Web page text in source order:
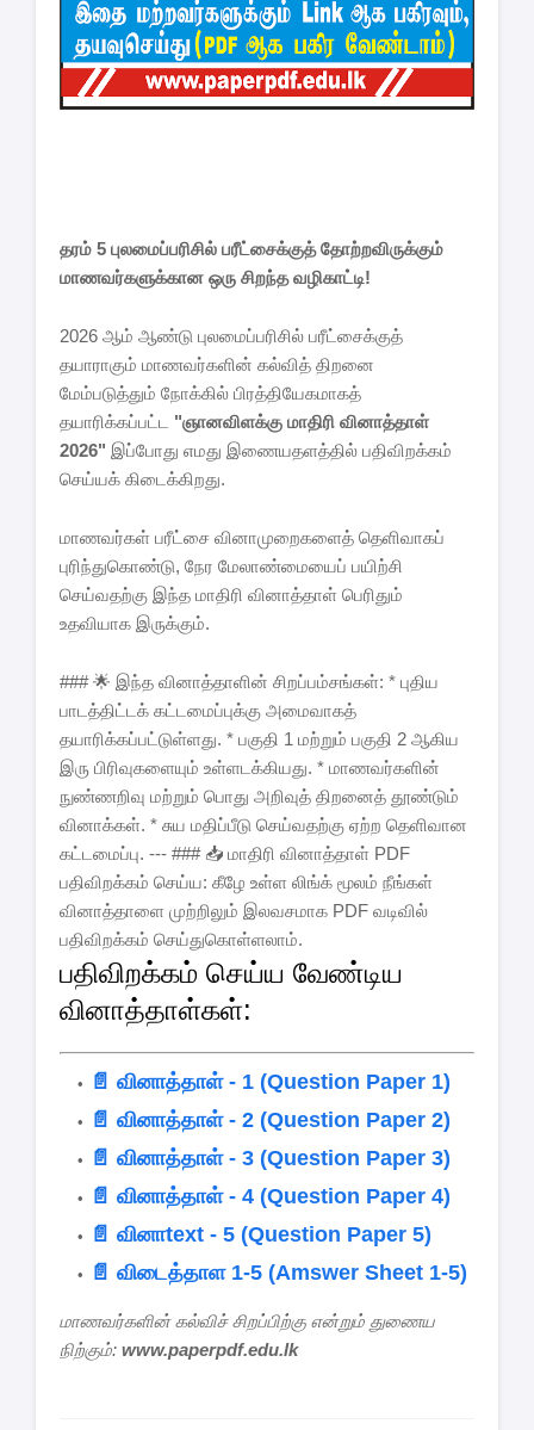
தரம் 5 புலமைப்பரிசில் பரீட்சைக்குத் தோற்றவிருக்கும்
மாணவர்களுக்கான ஒரு சிறந்த வழிகாட்டி!
2026 ஆம் ஆண்டு புலமைப்பரிசில் பரீட்சைக்குத்
தயாராகும் மாணவர்களின் கல்வித் திறனை
மேம்படுத்தும் நோக்கில் பிரத்தியேகமாகத்
தயாரிக்கப்பட்ட "ஞானவிளக்கு மாதிரி வினாத்தாள்
2026" இப்போது எமது இணையதளத்தில் பதிவிறக்கம்
செய்யக் கிடைக்கிறது.
மாணவர்கள் பரீட்சை வினாமுறைகளைத் தெளிவாகப்
புரிந்துகொண்டு, நேர மேலாண்மையைப் பயிற்சி
செய்வதற்கு இந்த மாதிரி வினாத்தாள் பெரிதும்
உதவியாக இருக்கும்.
### 🌟 இந்த வினாத்தாளின் சிறப்பம்சங்கள்: * புதிய
பாடத்திட்டக் கட்டமைப்புக்கு அமைவாகத்
தயாரிக்கப்பட்டுள்ளது. * பகுதி 1 மற்றும் பகுதி 2 ஆகிய
இரு பிரிவுகளையும் உள்ளடக்கியது. * மாணவர்களின்
நுண்ணறிவு மற்றும் பொது அறிவுத் திறனைத் தூண்டும்
வினாக்கள். * சுய மதிப்பீடு செய்வதற்கு ஏற்ற தெளிவான
கட்டமைப்பு. --- ### 📥 மாதிரி வினாத்தாள் PDF
பதிவிறக்கம் செய்ய: கீழே உள்ள லிங்க் மூலம் நீங்கள்
வினாத்தாளை முற்றிலும் இலவசமாக PDF வடிவில்
பதிவிறக்கம் செய்துகொள்ளலாம்.
பதிவிறக்கம் செய்ய வேண்டிய
வினாத்தாள்கள்:
📄 வினாத்தாள் - 1 (Question Paper 1)
📄 வினாத்தாள் - 2 (Question Paper 2)
📄 வினாத்தாள் - 3 (Question Paper 3)
📄 வினாத்தாள் - 4 (Question Paper 4)
📄 வினாtext - 5 (Question Paper 5)
📄 விடைத்தாள 1-5 (Amswer Sheet 1-5)
மாணவர்களின் கல்விச் சிறப்பிற்கு என்றும் துணைய
நிற்கும்: www.paperpdf.edu.lk